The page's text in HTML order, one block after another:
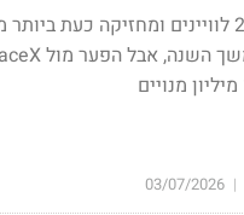
|
03/07/2026